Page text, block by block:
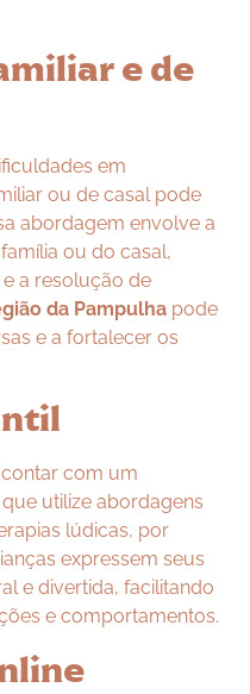
e de
em
ou de casal pode
abordagem envolve a
ou do casal,
a resolução de
da Pampulha pode
e a fortalecer os
com um
que utilize abordagens
lúdicas, por
expressem seus
e divertida, facilitando
e comportamentos.